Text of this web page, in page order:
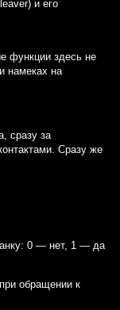
и его
функции здесь не
намеках на
сразу за
Сразу же
0 — нет, 1 — да
обращении к